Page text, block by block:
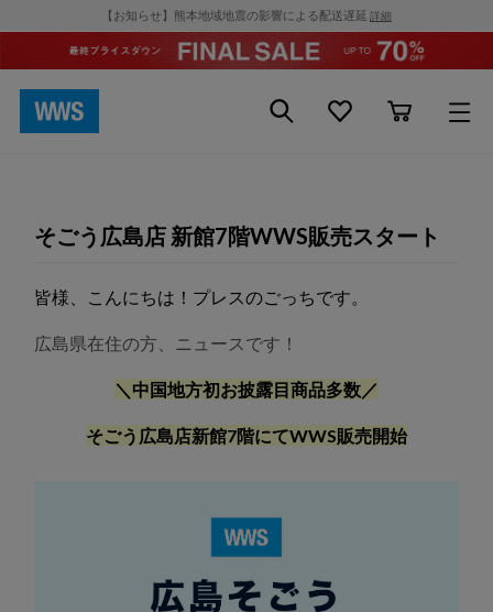
【お知らせ】熊本地域地震の影響による配送遅延 詳細
そごう広島店 新館7階WWS販売スタート
皆様、こんにちは！プレスのごっちです。
広島県在住の方、ニュースです！
＼中国地方初お披露目商品多数／
そごう広島店新館7階にてWWS販売開始